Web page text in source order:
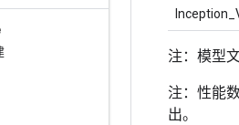
注：模型
注：性能
出。